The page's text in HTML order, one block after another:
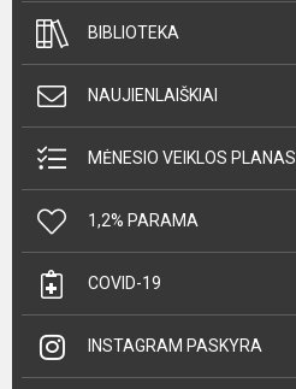
BIBLIOTEKA
NAUJIENLAIŠKIAI
MĖNESIO VEIKLOS PLANAS
1,2% PARAMA
COVID-19
INSTAGRAM PASKYRA